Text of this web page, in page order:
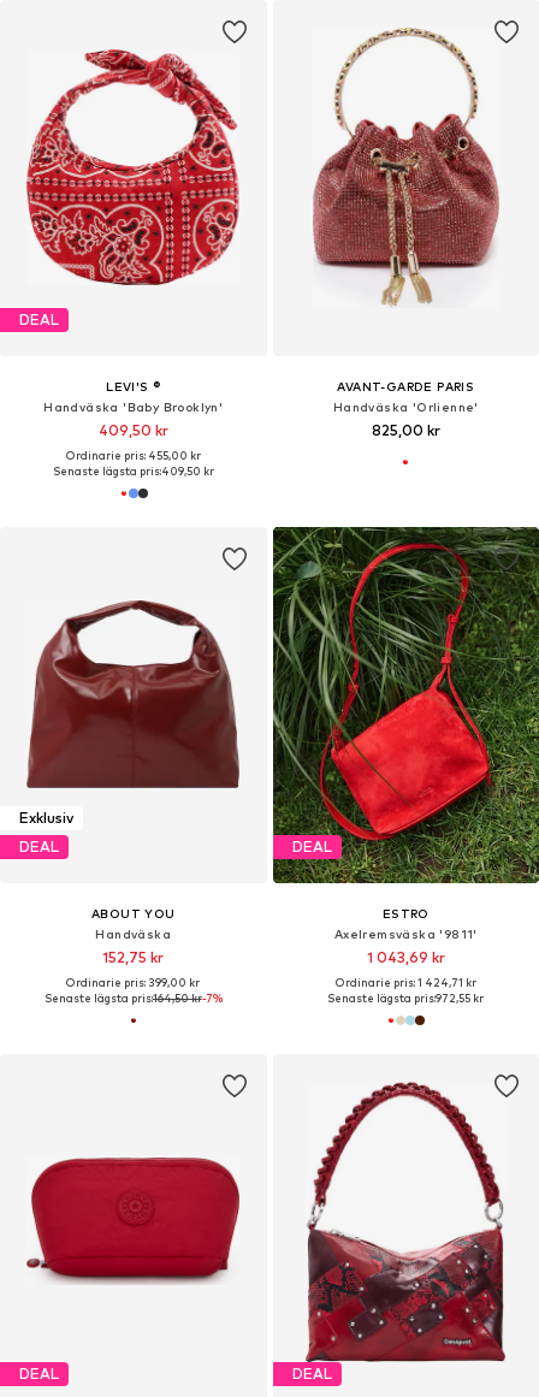
DEAL
LEVI'S ®
Handväska 'Baby Brooklyn'
409,50 kr
Ordinarie pris: 455,00 kr
Senaste lägsta pris:409,50 kr
AVANT-GARDE PARIS
Handväska 'Orlienne'
825,00 kr
Exklusiv
DEAL
ABOUT YOU
Handväska
152,75 kr
Ordinarie pris: 399,00 kr
Senaste lägsta pris:164,50 kr-7%
DEAL
ESTRO
Axelremsväska '9811'
1 043,69 kr
Ordinarie pris: 1 424,71 kr
Senaste lägsta pris:972,55 kr
DEAL DEAL